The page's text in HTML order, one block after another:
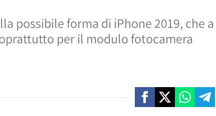
possibile forma di iPhone 2019, che a
per il modulo fotocamera